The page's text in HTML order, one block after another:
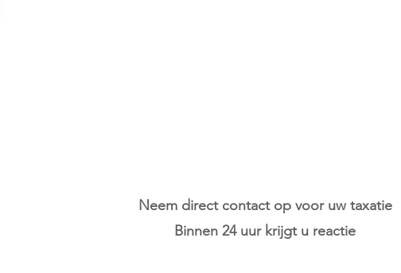
Neem direct contact op voor uw taxatie
Binnen 24 uur krijgt u reactie